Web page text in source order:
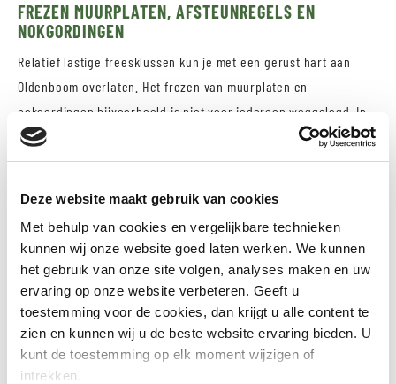
Deze website maakt gebruik van cookies
Met behulp van cookies en vergelijkbare technieken
kunnen wij onze website goed laten werken. We kunnen
het gebruik van onze site volgen, analyses maken en uw
ervaring op onze website verbeteren. Geeft u
toestemming voor de cookies, dan krijgt u alle content te
zien en kunnen wij u de beste website ervaring bieden. U
kunt de toestemming op elk moment wijzigen of
intrekken.
FREZEN MUURPLATEN, AFSTEUNREGELS EN
NOKGORDINGEN
Relatief lastige freesklussen kun je met een gerust hart aan
Oldenboom overlaten. Het frezen van muurplaten en
nokgordingen bijvoorbeeld is niet voor iedereen weggelegd. In
de overgang van wand naar dak kunnen ronde vormen
voorkomen. Daarom kunnen we bij Oldenboom muurplaten rond
GEVELBEKLEDING
Houten gevelbekleding kunnen we in de meest voorkomende
profielen bewerken.
Geschaafd en geploegd